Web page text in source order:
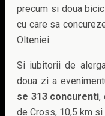
precum si doua
cu care sa
Olteniei.
Si iubitorii de
doua zi a
se 313 concurenti,
de Cross, 10,5 km si